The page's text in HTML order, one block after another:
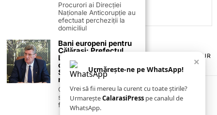
TERMENI ȘI CONDIȚII
POLITICA DE ANULARE & RETUR
PUBLICITATE ONLINE & TIPĂRITĂ
CONTACT
ZIARUL ANUNȚUL CĂLĂRĂȘEAN
×
Urmărește-ne pe WhatsApp!
Vrei să fii mereu la curent cu toate știrile?
UrmareșteCalarasiPress pe canalul de
WhatsApp.
Procurori ai Direcției
Naționale Anticorupție au
efectuat percheziții la
domiciliul
Bani europeni pentru
Călărași: Prefectul
Laurențiu State anunță
colaborarea cu ADR
Sud-Muntenia pentru
noi finanțări
Călărașul se pregătește
să intre pe harta
finanțărilor europene, cu